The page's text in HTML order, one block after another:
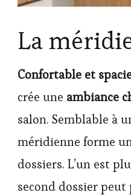
La
Confortable et
crée une ambiance
salon. Semblable à
méridienne forme
dossiers. L’un est
second dossier